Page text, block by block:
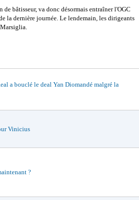
de bâtisseur, va donc désormais entraîner l'OGC
la dernière journée. Le lendemain, les dirigeants
a bouclé le deal Yan Diomandé malgré la
Vinicius
?